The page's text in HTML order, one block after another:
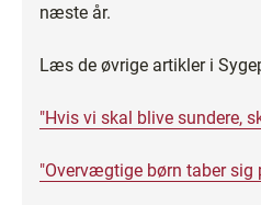
næste år.
Læs de øvrige artikler i
"Hvis vi skal blive sundere,
"Overvægtige børn taber sig